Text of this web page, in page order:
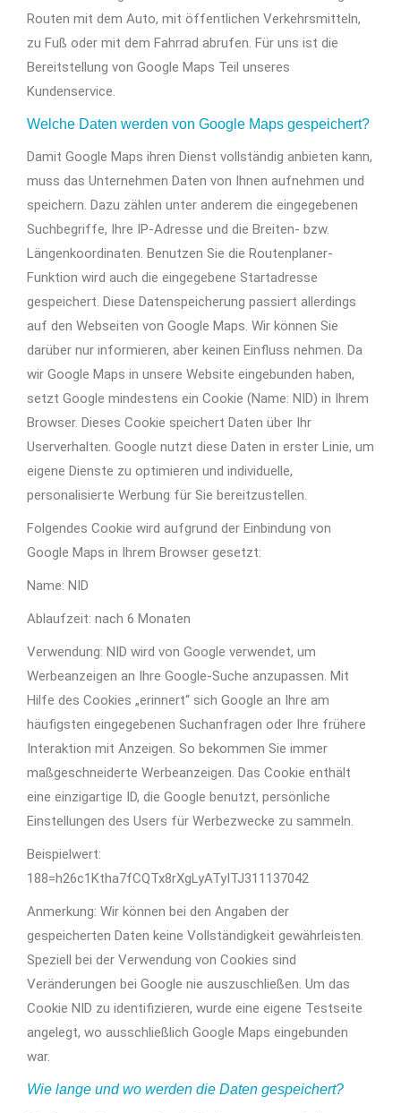
Routen mit dem Auto, mit öffentlichen Verkehrsmitteln,
zu Fuß oder mit dem Fahrrad abrufen. Für uns ist die
Bereitstellung von Google Maps Teil unseres
Kundenservice.
Welche Daten werden von Google Maps gespeichert?
Damit Google Maps ihren Dienst vollständig anbieten kann,
muss das Unternehmen Daten von Ihnen aufnehmen und
speichern. Dazu zählen unter anderem die eingegebenen
Suchbegriffe, Ihre IP-Adresse und die Breiten- bzw.
Längenkoordinaten. Benutzen Sie die Routenplaner-
Funktion wird auch die eingegebene Startadresse
gespeichert. Diese Datenspeicherung passiert allerdings
auf den Webseiten von Google Maps. Wir können Sie
darüber nur informieren, aber keinen Einfluss nehmen. Da
wir Google Maps in unsere Website eingebunden haben,
setzt Google mindestens ein Cookie (Name: NID) in Ihrem
Browser. Dieses Cookie speichert Daten über Ihr
Userverhalten. Google nutzt diese Daten in erster Linie, um
eigene Dienste zu optimieren und individuelle,
personalisierte Werbung für Sie bereitzustellen.
Folgendes Cookie wird aufgrund der Einbindung von
Google Maps in Ihrem Browser gesetzt:
Name: NID
Ablaufzeit: nach 6 Monaten
Verwendung: NID wird von Google verwendet, um
Werbeanzeigen an Ihre Google-Suche anzupassen. Mit
Hilfe des Cookies „erinnert“ sich Google an Ihre am
häufigsten eingegebenen Suchanfragen oder Ihre frühere
Interaktion mit Anzeigen. So bekommen Sie immer
maßgeschneiderte Werbeanzeigen. Das Cookie enthält
eine einzigartige ID, die Google benutzt, persönliche
Einstellungen des Users für Werbezwecke zu sammeln.
Beispielwert:
188=h26c1Ktha7fCQTx8rXgLyATyITJ311137042
Anmerkung: Wir können bei den Angaben der
gespeicherten Daten keine Vollständigkeit gewährleisten.
Speziell bei der Verwendung von Cookies sind
Veränderungen bei Google nie auszuschließen. Um das
Cookie NID zu identifizieren, wurde eine eigene Testseite
angelegt, wo ausschließlich Google Maps eingebunden
war.
Wie lange und wo werden die Daten gespeichert?